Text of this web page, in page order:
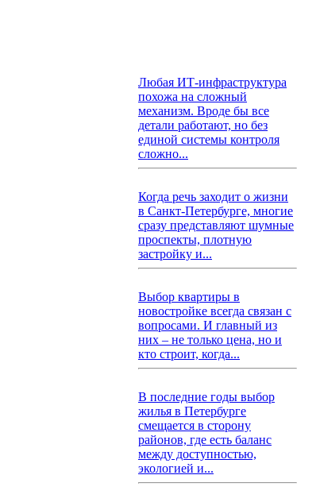
Любая ИТ-инфраструктура
похожа на сложный
механизм. Вроде бы все
детали работают, но без
единой системы контроля
сложно...
Когда речь заходит о жизни
в Санкт-Петербурге, многие
сразу представляют шумные
проспекты, плотную
застройку и...
Выбор квартиры в
новостройке всегда связан с
вопросами. И главный из
них – не только цена, но и
кто строит, когда...
В последние годы выбор
жилья в Петербурге
смещается в сторону
районов, где есть баланс
между доступностью,
экологией и...